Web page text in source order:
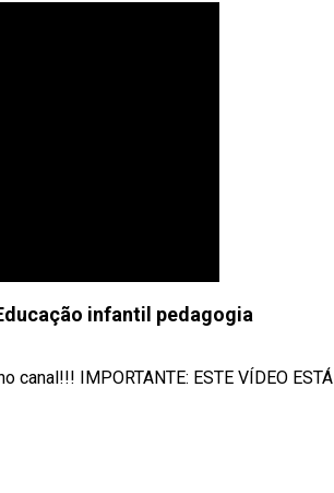
infantil pedagogia
canal!!! IMPORTANTE: ESTE VÍDEO ESTÁ